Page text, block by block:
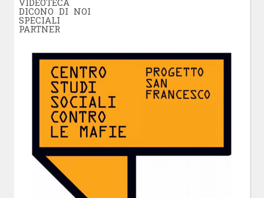
VIDEOTECA
DICONO DI NOI
SPECIALI
PARTNER